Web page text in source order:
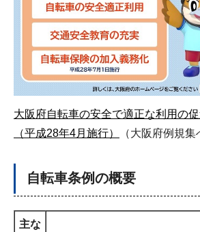
大阪府自転車の安全で適正な利用の
（平成28年4月施行）
（大阪府例規集
自転車条例の概要
主な